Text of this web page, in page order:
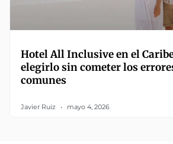
Hotel All Inclusive en el
elegirlo sin cometer los
comunes
Javier Ruiz mayo 4, 2026